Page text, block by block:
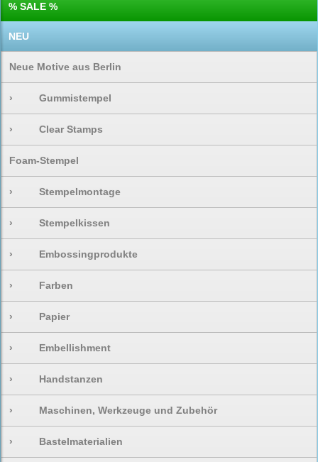
% SALE %
NEU
Neue Motive aus Berlin
› Gummistempel
› Clear Stamps
Foam-Stempel
› Stempelmontage
› Stempelkissen
› Embossingprodukte
› Farben
› Papier
› Embellishment
› Handstanzen
› Maschinen, Werkzeuge und Zubehör
› Bastelmaterialien